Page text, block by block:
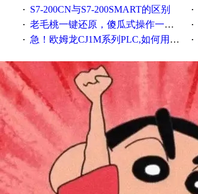
· S7-200CN与S7-200SMART的区别 ·
· 老毛桃一键还原，傻瓜式操作一键轻松备份还原；程序为向导式安装，一键即可实现自动备份或还原系统。 ·
· 急！欧姆龙CJ1M系列PLC,如何用时间控制变频器。要求时间在组态王中可以自由输入！拜托各位大神了！ ·